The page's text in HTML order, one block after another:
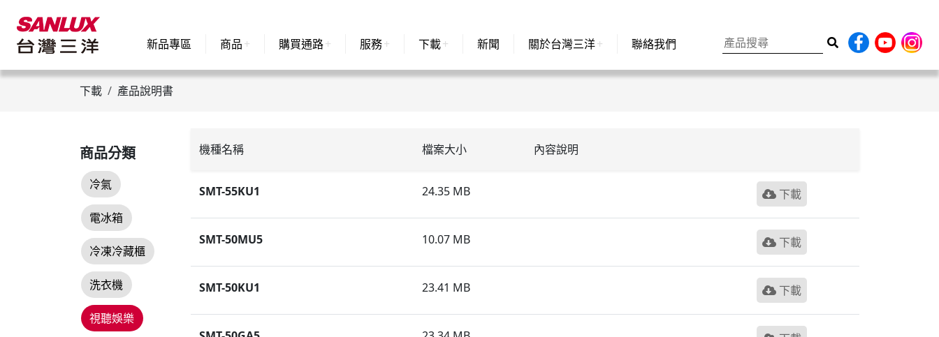
新品專區 商品 購買通路 服務 下載 新聞 關於台灣三洋 聯絡我們
下載 產品說明書
商品分類
冷氣
電冰箱
冷凍冷藏櫃
洗衣機
視聽娛樂
機種名稱 檔案大小 內容說明
SMT-55KU1 24.35 MB 下載
SMT-50MU5 10.07 MB 下載
SMT-50KU1 23.41 MB 下載